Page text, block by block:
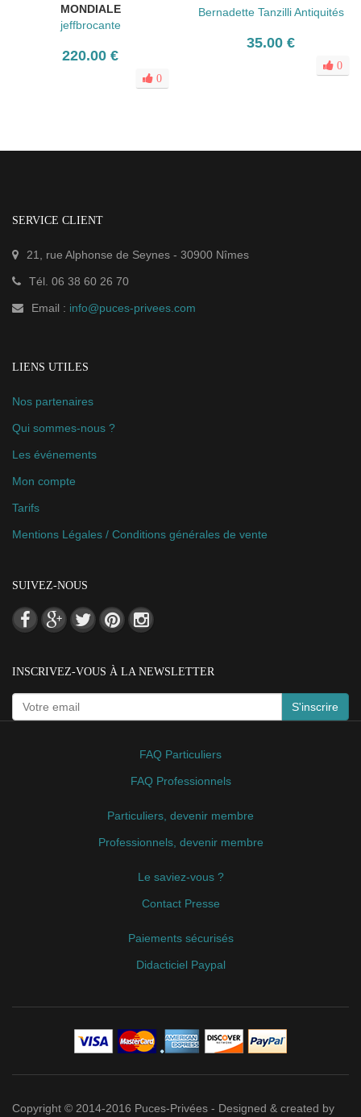
MONDIALE
jeffbrocante
220.00 €
0
Bernadette Tanzilli Antiquités
35.00 €
0
SERVICE CLIENT
21, rue Alphonse de Seynes - 30900 Nîmes
Tél. 06 38 60 26 70
Email : info@puces-privees.com
LIENS UTILES
Nos partenaires
Qui sommes-nous ?
Les événements
Mon compte
Tarifs
Mentions Légales / Conditions générales de vente
SUIVEZ-NOUS
INSCRIVEZ-VOUS À LA NEWSLETTER
S'inscrire
FAQ Particuliers
FAQ Professionnels
Particuliers, devenir membre
Professionnels, devenir membre
Le saviez-vous ?
Contact Presse
Paiements sécurisés
Didacticiel Paypal
Copyright © 2014-2016 Puces-Privées - Designed & created by